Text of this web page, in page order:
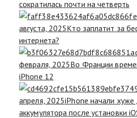
сократилась почти на четверть
августа, 2025Кто заплатит за
интернета?
февраля, 2025Во Франции
iPhone 12
апреля, 2025iPhone начали хуже
аккумулятора после установки